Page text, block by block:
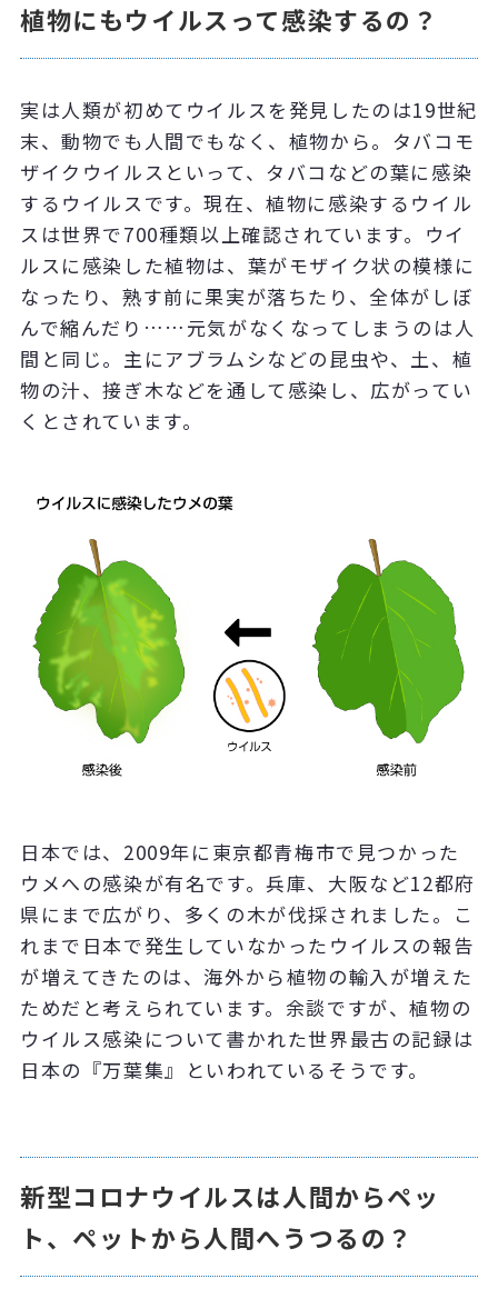
植物にもウイルスって感染するの？
実は人類が初めてウイルスを発見したのは19世紀
末、動物でも人間でもなく、植物から。タバコモ
ザイクウイルスといって、タバコなどの葉に感染
するウイルスです。現在、植物に感染するウイル
スは世界で700種類以上確認されています。ウイ
ルスに感染した植物は、葉がモザイク状の模様に
なったり、熟す前に果実が落ちたり、全体がしぼ
んで縮んだり……元気がなくなってしまうのは人
間と同じ。主にアブラムシなどの昆虫や、土、植
物の汁、接ぎ木などを通して感染し、広がってい
くとされています。
日本では、2009年に東京都青梅市で見つかった
ウメへの感染が有名です。兵庫、大阪など12都府
県にまで広がり、多くの木が伐採されました。こ
れまで日本で発生していなかったウイルスの報告
が増えてきたのは、海外から植物の輸入が増えた
ためだと考えられています。余談ですが、植物の
ウイルス感染について書かれた世界最古の記録は
日本の『万葉集』といわれているそうです。
新型コロナウイルスは人間からペッ
ト、ペットから人間へうつるの？